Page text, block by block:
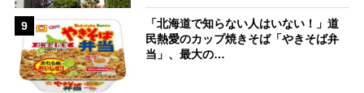
9
「北海道で知らない人はいない！」道
民熱愛のカップ焼きそば「やきそば弁
当」、最大の…